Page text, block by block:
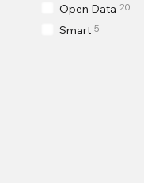
Open Data 20
Smart 5